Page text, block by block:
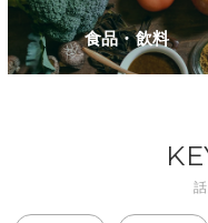
食品・飲料